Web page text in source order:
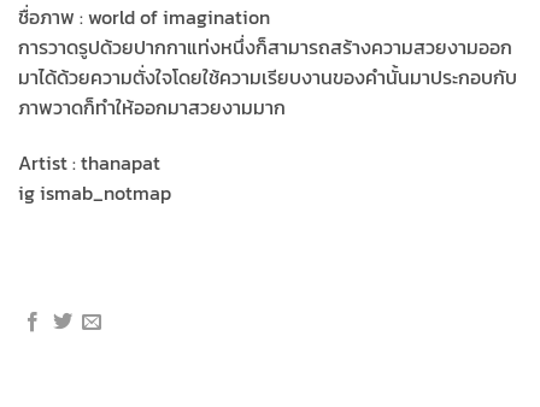
ชื่อภาพ : world of imagination
การวาดรูปด้วยปากกาแท่งหนึ่งก็สามารถสร้างความสวยงามออก
มาได้ด้วยความตั่งใจโดยใช้ความเรียบงานของคำนั้นมาประกอบกับ
ภาพวาดก็ทำให้ออกมาสวยงามมาก
Artist : thanapat
ig ismab_notmap